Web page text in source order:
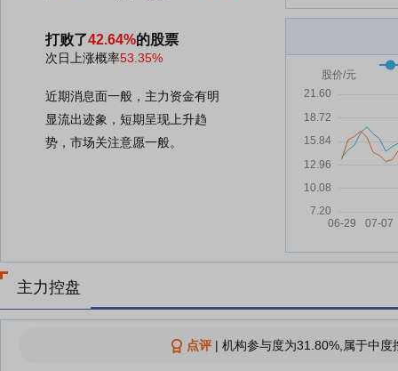
打败了42.64%的股票
次日上涨概率53.35%
近期消息面一般，主力资金有明
显流出迹象，短期呈现上升趋
势，市场关注意愿一般。
主力控盘
点评| 机构参与度为31.80%,属于中